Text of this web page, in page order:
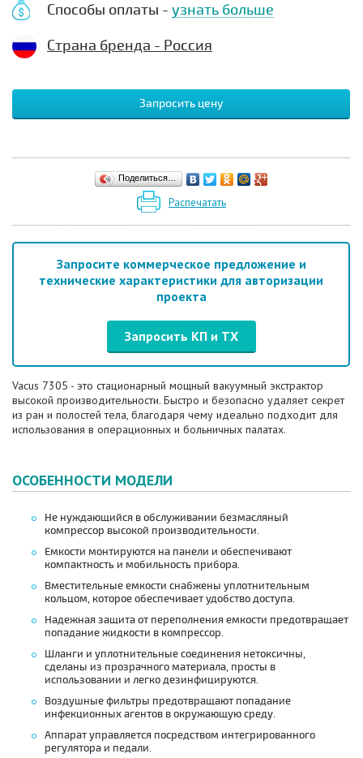
Способы оплаты - узнать больше
Страна бренда - Россия
Запросить цену
Поделиться…
Распечатать
Запросите коммерческое предложение и
технические характеристики для авторизации
проекта
Запросить КП и ТХ
Vacus 7305 - это стационарный мощный вакуумный экстрактор
высокой производительности. Быстро и безопасно удаляет секрет
из ран и полостей тела, благодаря чему идеально подходит для
использования в операционных и больничных палатах.
ОСОБЕННОСТИ МОДЕЛИ
Не нуждающийся в обслуживании безмасляный
компрессор высокой производительности.
Емкости монтируются на панели и обеспечивают
компактность и мобильность прибора.
Вместительные емкости снабжены уплотнительным
кольцом, которое обеспечивает удобство доступа.
Надежная защита от переполнения емкости предотвращает
попадание жидкости в компрессор.
Шланги и уплотнительные соединения нетоксичны,
cделаны из прозрачного материала, просты в
использовании и легко дезинфицируются.
Воздушные фильтры предотвращают попадание
инфекционных агентов в окружающую среду.
Аппарат управляется посредством интегрированного
регулятора и педали.